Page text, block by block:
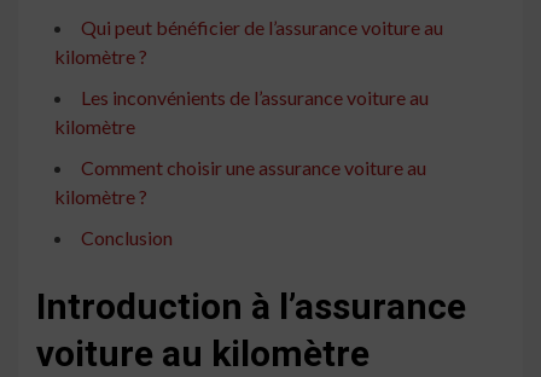
Qui peut bénéficier de l’assurance voiture au
kilomètre ?
Les inconvénients de l’assurance voiture au
kilomètre
Comment choisir une assurance voiture au
kilomètre ?
Conclusion
Introduction à l’assurance
voiture au kilomètre